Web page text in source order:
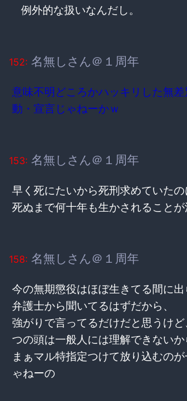
例外的な扱いなんだし。
152: 名無しさん＠１周年
意味不明どころかハッキリした無
動・宣言じゃねーかｗ
153: 名無しさん＠１周年
早く死にたいから死刑求めていたの
死ぬまで何十年も生かされることが
158: 名無しさん＠１周年
今の無期懲役はほぼ生きてる間に
弁護士から聞いてるはずだから、
強がりで言ってるだけだと思うけ
つの頭は一般人には理解できないか
まぁマル特指定つけて放り込むの
ゃねーの